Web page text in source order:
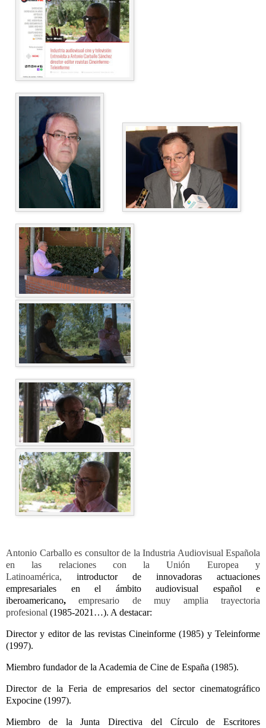
Antonio Carballo es consultor de la Industria Audiovisual Española
en las relaciones con la Unión Europea y
Latinoamérica, introductor de innovadoras actuaciones
empresariales en el ámbito audiovisual español e
iberoamericano,empresario de muy amplia trayectoria
profesional (1985-2021…). A destacar:
Director y editor de las revistas Cineinforme (1985) y Teleinforme
(1997).
Miembro fundador de la Academia de Cine de España (1985).
Director de la Feria de empresarios del sector cinematográfico
Expocine (1997).
Miembro de la Junta Directiva del Círculo de Escritores